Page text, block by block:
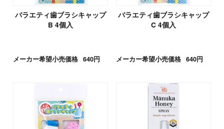
バラエティ歯ブラシキャップ
B 4個入
メーカー希望小売価格 640円
バラエティ歯ブラシキャップ
C 4個入
メーカー希望小売価格 640円